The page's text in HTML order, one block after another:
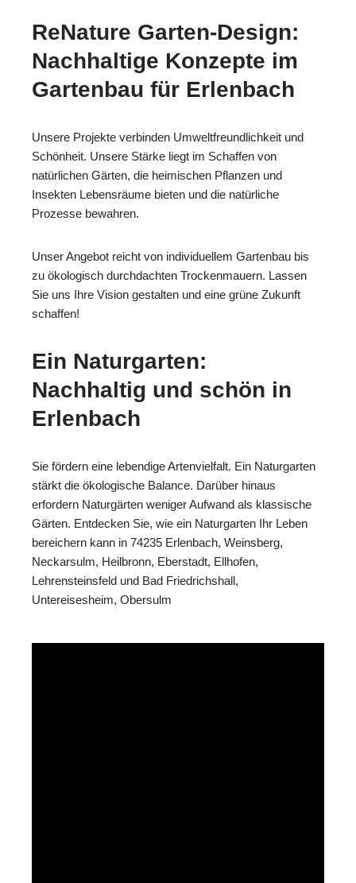
ReNature Garten-Design:
Nachhaltige Konzepte im
Gartenbau für Erlenbach
Unsere Projekte verbinden Umweltfreundlichkeit und
Schönheit. Unsere Stärke liegt im Schaffen von
natürlichen Gärten, die heimischen Pflanzen und
Insekten Lebensräume bieten und die natürliche
Prozesse bewahren.
Unser Angebot reicht von individuellem Gartenbau bis
zu ökologisch durchdachten Trockenmauern. Lassen
Sie uns Ihre Vision gestalten und eine grüne Zukunft
schaffen!
Ein Naturgarten:
Nachhaltig und schön in
Erlenbach
Sie fördern eine lebendige Artenvielfalt. Ein Naturgarten
stärkt die ökologische Balance. Darüber hinaus
erfordern Naturgärten weniger Aufwand als klassische
Gärten. Entdecken Sie, wie ein Naturgarten Ihr Leben
bereichern kann in 74235 Erlenbach, Weinsberg,
Neckarsulm, Heilbronn, Eberstadt, Ellhofen,
Lehrensteinsfeld und Bad Friedrichshall,
Untereisesheim, Obersulm